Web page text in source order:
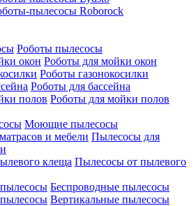
пылесосы Roborock
Роботы пылесосы
Роботы для мойки окон
Роботы газонокосилки
Роботы для бассейна
Роботы для мойки полов
Моющие пылесосы
Пылесосы для
Пылесосы от пылевого
Беспроводные пылесосы
Вертикальные пылесосы